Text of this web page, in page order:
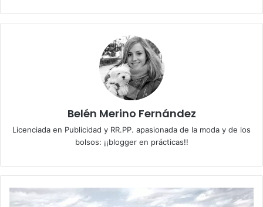
Belén Merino Fernández
Licenciada en Publicidad y RR.PP. apasionada de la moda y de los
bolsos: ¡¡blogger en prácticas!!
I